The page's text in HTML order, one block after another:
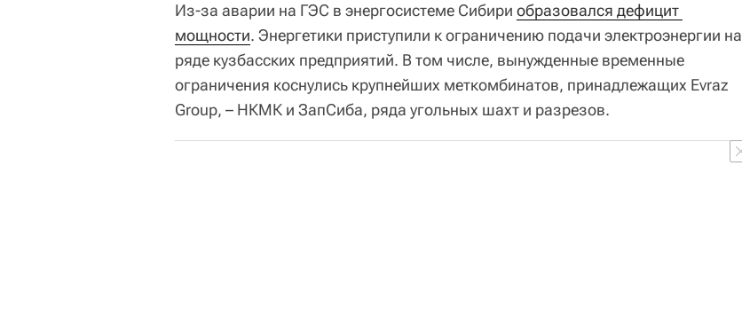
Из-за аварии на ГЭС в энергосистеме Сибири образовался дефицит
мощности. Энергетики приступили к ограничению подачи электроэнергии на
ряде кузбасских предприятий. В том числе, вынужденные временные
ограничения коснулись крупнейших меткомбинатов, принадлежащих Evraz
Group, – НКМК и ЗапСиба, ряда угольных шахт и разрезов.